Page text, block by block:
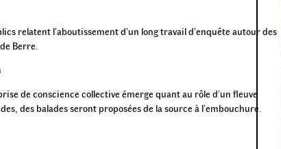
relatent l’aboutissement d’un long travail d’enquête autour des
Berre.
de conscience collective émerge quant au rôle d’un fleuve
des balades seront proposées de la source à l’embouchure.